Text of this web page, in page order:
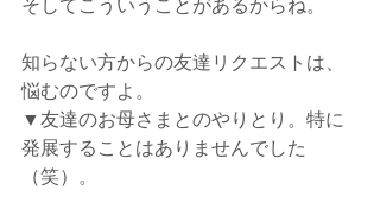
そしてこういうことがあるからね。
知らない方からの友達リクエストは、
悩むのですよ。
▼友達のお母さまとのやりとり。特に
発展することはありませんでした
（笑）。